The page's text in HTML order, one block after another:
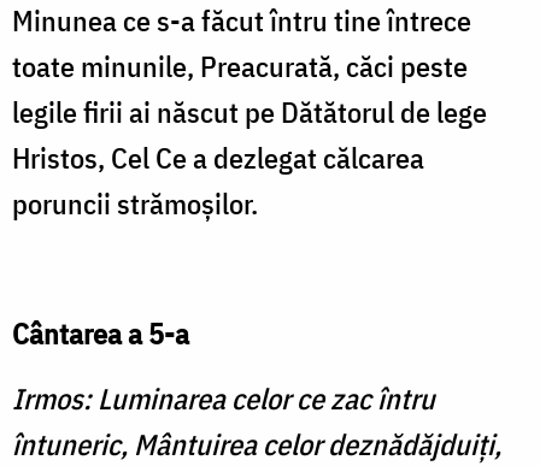
Minunea ce s-a făcut întru tine întrece
toate minunile, Preacurată, căci peste
legile firii ai născut pe Dătătorul de lege
Hristos, Cel Ce a dezlegat călcarea
poruncii strămoşilor.
Cântarea a 5-a
Irmos: Luminarea celor ce zac întru
întuneric, Mântuirea celor deznădăjduiţi,